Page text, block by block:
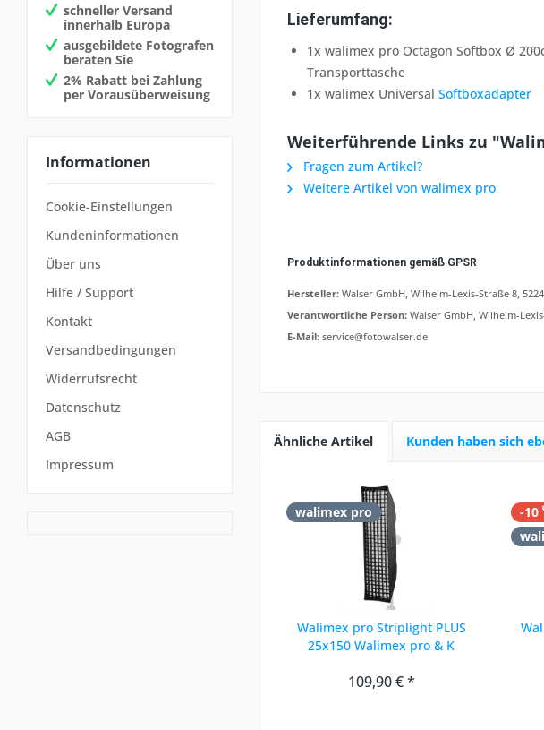
schneller Versand
innerhalb Europa
ausgebildete Fotografen
beraten Sie
2% Rabatt bei Zahlung
per Vorausüberweisung
Informationen
Cookie-Einstellungen
Kundeninformationen
Über uns
Hilfe / Support
Kontakt
Versandbedingungen
Widerrufsrecht
Datenschutz
AGB
Impressum
Lieferumfang:
1x walimex pro Octagon Softbox Ø
Transporttasche
1x walimex Universal Softboxadapter
Weiterführende Links zu
Fragen zum Artikel?
Weitere Artikel von walimex pro
Produktinformationen gemäß GPSR
Hersteller: Walser GmbH, Wilhelm-Lexis-Straße 8,
Verantwortliche Person: Walser GmbH, Wilhelm-
E-Mail: service@fotowalser.de
Ähnliche Artikel Kunden haben sich
walimex pro
Walimex pro Striplight PLUS
25x150 Walimex pro & K
109,90 € *
-10